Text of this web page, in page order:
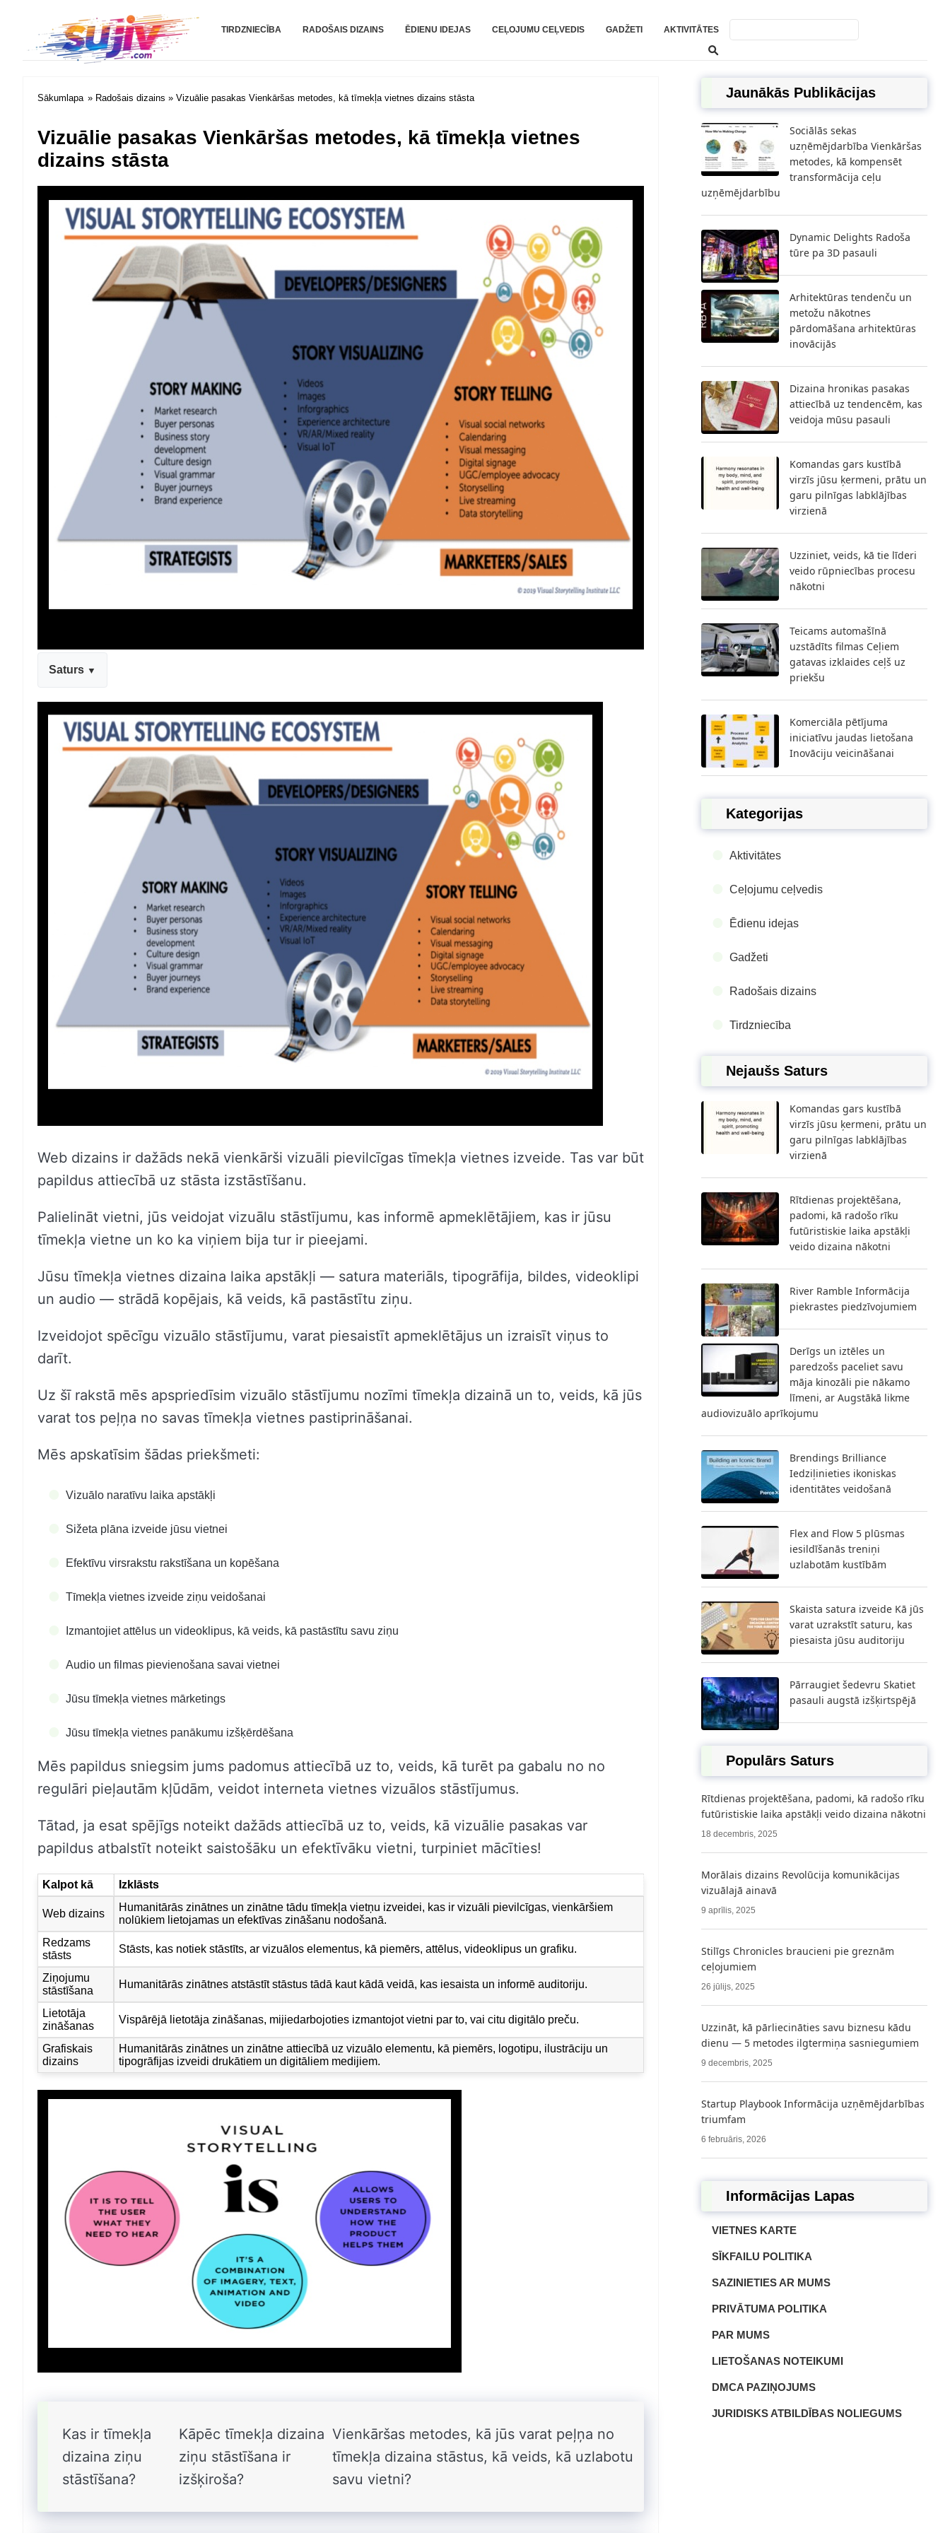
Sujiv.com
TIRDZNIECĪBA RADOŠAIS DIZAINS ĒDIENU IDEJAS CEĻOJUMU CEĻVEDIS GADŽETI AKTIVITĀTES
Sākumlapa » Radošais dizains » Vizuālie pasakas Vienkāršas metodes, kā tīmekļa vietnes dizains stāsta
Vizuālie pasakas Vienkāršas metodes, kā tīmekļa vietnes
dizains stāsta
Saturs
Web dizains ir dažāds nekā vienkārši vizuāli pievilcīgas tīmekļa vietnes izveide. Tas var būt
papildus attiecībā uz stāsta izstāstīšanu.
Palielināt vietni, jūs veidojat vizuālu stāstījumu, kas informē apmeklētājiem, kas ir jūsu
tīmekļa vietne un ko ka viņiem bija tur ir pieejami.
Jūsu tīmekļa vietnes dizaina laika apstākļi — satura materiāls, tipogrāfija, bildes, videoklipi
un audio — strādā kopējais, kā veids, kā pastāstītu ziņu.
Izveidojot spēcīgu vizuālo stāstījumu, varat piesaistīt apmeklētājus un izraisīt viņus to
darīt.
Uz šī rakstā mēs apspriedīsim vizuālo stāstījumu nozīmi tīmekļa dizainā un to, veids, kā jūs
varat tos peļņa no savas tīmekļa vietnes pastiprināšanai.
Mēs apskatīsim šādas priekšmeti:
Vizuālo naratīvu laika apstākļi
Sižeta plāna izveide jūsu vietnei
Efektīvu virsrakstu rakstīšana un kopēšana
Tīmekļa vietnes izveide ziņu veidošanai
Izmantojiet attēlus un videoklipus, kā veids, kā pastāstītu savu ziņu
Audio un filmas pievienošana savai vietnei
Jūsu tīmekļa vietnes mārketings
Jūsu tīmekļa vietnes panākumu izšķērdēšana
Mēs papildus sniegsim jums padomus attiecībā uz to, veids, kā turēt pa gabalu no no
regulāri pieļautām kļūdām, veidot interneta vietnes vizuālos stāstījumus.
Tātad, ja esat spējīgs noteikt dažāds attiecībā uz to, veids, kā vizuālie pasakas var
papildus atbalstīt noteikt saistošāku un efektīvāku vietni, turpiniet mācīties!
Kalpot kā Izklāsts
Web dizains
Humanitārās zinātnes un zinātne tādu tīmekļa vietņu izveidei, kas ir vizuāli pievilcīgas, vienkāršiem
nolūkiem lietojamas un efektīvas zināšanu nodošanā.
Redzams
stāsts
Stāsts, kas notiek stāstīts, ar vizuālos elementus, kā piemērs, attēlus, videoklipus un grafiku.
Ziņojumu
stāstīšana
Humanitārās zinātnes atstāstīt stāstus tādā kaut kādā veidā, kas iesaista un informē auditoriju.
Lietotāja
zināšanas
Vispārējā lietotāja zināšanas, mijiedarbojoties izmantojot vietni par to, vai citu digitālo preču.
Grafiskais
dizains
Humanitārās zinātnes un zinātne attiecībā uz vizuālo elementu, kā piemērs, logotipu, ilustrāciju un
tipogrāfijas izveidi drukātiem un digitāliem medijiem.
Kas ir tīmekļa
dizaina ziņu
stāstīšana?
Kāpēc tīmekļa dizaina
ziņu stāstīšana ir
izšķiroša?
Vienkāršas metodes, kā jūs varat peļņa no
tīmekļa dizaina stāstus, kā veids, kā uzlabotu
savu vietni?
Jaunākās Publikācijas
Sociālās sekas
uzņēmējdarbība Vienkāršas
metodes, kā kompensēt
transformācija ceļu
uzņēmējdarbību
Dynamic Delights Radoša
tūre pa 3D pasauli
Arhitektūras tendenču un
metožu nākotnes
pārdomāšana arhitektūras
inovācijās
Dizaina hronikas pasakas
attiecībā uz tendencēm, kas
veidoja mūsu pasauli
Komandas gars kustībā
virzīs jūsu ķermeni, prātu un
garu pilnīgas labklājības
virzienā
Uzziniet, veids, kā tie līderi
veido rūpniecības procesu
nākotni
Teicams automašīnā
uzstādīts filmas Ceļiem
gatavas izklaides ceļš uz
priekšu
Komerciāla pētījuma
iniciatīvu jaudas lietošana
Inovāciju veicināšanai
Kategorijas
Aktivitātes
Ceļojumu ceļvedis
Ēdienu idejas
Gadžeti
Radošais dizains
Tirdzniecība
Nejaušs Saturs
Komandas gars kustībā
virzīs jūsu ķermeni, prātu un
garu pilnīgas labklājības
virzienā
Rītdienas projektēšana,
padomi, kā radošo rīku
futūristiskie laika apstākļi
veido dizaina nākotni
River Ramble Informācija
piekrastes piedzīvojumiem
Derīgs un iztēles un
paredzošs paceliet savu
māja kinozāli pie nākamo
līmeni, ar Augstākā likme
audiovizuālo aprīkojumu
Brendings Brilliance
Iedziļinieties ikoniskas
identitātes veidošanā
Flex and Flow 5 plūsmas
iesildīšanās treniņi
uzlabotām kustībām
Skaista satura izveide Kā jūs
varat uzrakstīt saturu, kas
piesaista jūsu auditoriju
Pārraugiet šedevru Skatiet
pasauli augstā izšķirtspējā
Populārs Saturs
Rītdienas projektēšana, padomi, kā radošo rīku
futūristiskie laika apstākļi veido dizaina nākotni
18 decembris, 2025
Morālais dizains Revolūcija komunikācijas
vizuālajā ainavā
9 aprīlis, 2025
Stilīgs Chronicles braucieni pie greznām
ceļojumiem
26 jūlijs, 2025
Uzzināt, kā pārliecināties savu biznesu kādu
dienu — 5 metodes ilgtermiņa sasniegumiem
9 decembris, 2025
Startup Playbook Informācija uzņēmējdarbības
triumfam
6 februāris, 2026
Informācijas Lapas
VIETNES KARTE
SĪKFAILU POLITIKA
SAZINIETIES AR MUMS
PRIVĀTUMA POLITIKA
PAR MUMS
LIETOŠANAS NOTEIKUMI
DMCA PAZIŅOJUMS
JURIDISKS ATBILDĪBAS NOLIEGUMS